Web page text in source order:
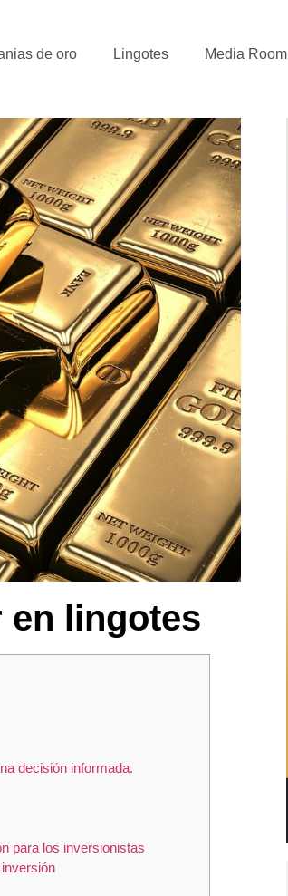
de oro Lingotes Media Room
en lingotes
decisión informada.
para los inversionistas